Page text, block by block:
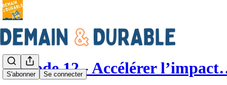
S'abonner Se connecter
Épisode 12 - Accélérer